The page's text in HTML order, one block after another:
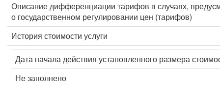
Описание дифференциации тарифов в случаях,
о государственном регулировании цен (тарифов)
История стоимости услуги
Дата начала действия установленного размера
Не заполнено